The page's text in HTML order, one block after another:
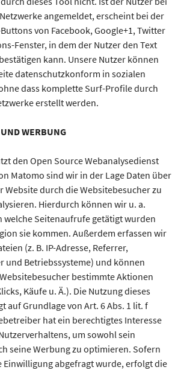
angemeldet, erscheint bei der
von Facebook, Google+1, Twitter
Fenster, in dem der Nutzer den Text
kann. Unsere Nutzer können
datenschutzkonform in sozialen
dass komplette Surf-Profile durch
erstellt werden.
WERBUNG
den Open Source Webanalysedienst
Matomo sind wir in der Lage Daten über
Website durch die Websitebesucher zu
Hierdurch können wir u. a.
welche Seitenaufrufe getätigt wurden
sie kommen. Außerdem erfassen wir
(z. B. IP-Adresse, Referrer,
und Betriebssysteme) und können
bestimmte Aktionen
Käufe u. Ä.). Die Nutzung dieses
auf Grundlage von Art. 6 Abs. 1 lit. f
hat ein berechtigtes Interesse
um sowohl sein
seine Werbung zu optimieren. Sofern
Einwilligung abgefragt wurde, erfolgt die